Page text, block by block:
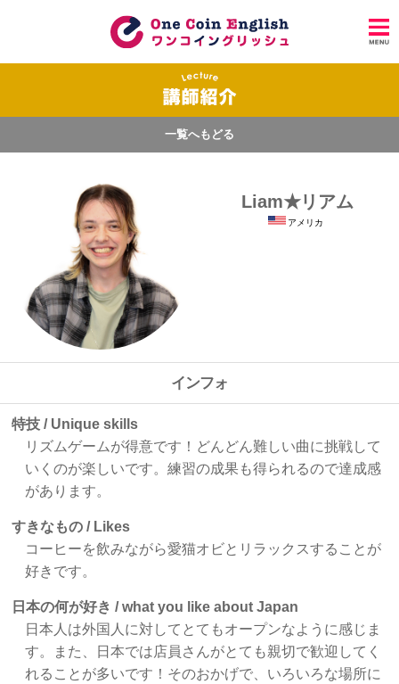
一覧へもどる
Liam★リアム
アメリカ
インフォ
特技 / Unique skills
リズムゲームが得意です！どんどん難しい曲に挑戦して
いくのが楽しいです。練習の成果も得られるので達成感
があります。
すきなもの / Likes
コーヒーを飲みながら愛猫オビとリラックスすることが
好きです。
日本の何が好き / what you like about Japan
日本人は外国人に対してとてもオープンなように感じま
す。また、日本では店員さんがとても親切で歓迎してく
れることが多いです！そのおかげで、いろいろな場所に